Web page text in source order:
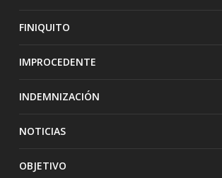
FINIQUITO
IMPROCEDENTE
INDEMNIZACIÓN
NOTICIAS
OBJETIVO